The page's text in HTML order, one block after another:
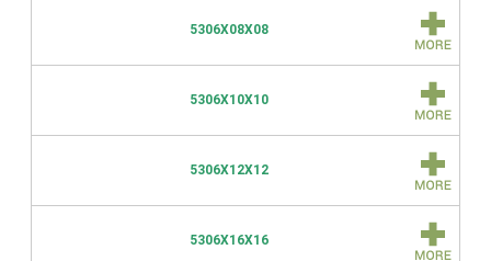
5306X08X08
5306X10X10
5306X12X12
5306X16X16